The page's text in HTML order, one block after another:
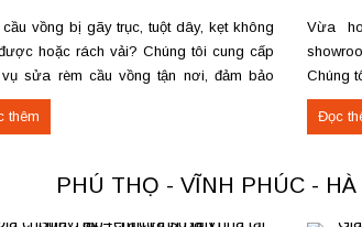
cầu vồng bị gãy trục, tuột dây, kẹt không
hoặc rách vải? Chúng tôi cung cấp
sửa rèm cầu vồng tận nơi, đảm bảo
động trơn tru và bền lâu. Thay trục,
cơ cấu kéo để rèm mở – đóng êm Thay
thêm
Vừa
Chúng
thu
Phú
Đọc
PHÚ THỌ - VĨNH PHÚC -